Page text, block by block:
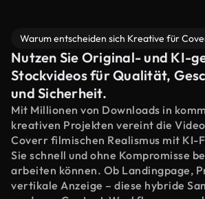
Warum entscheiden sich Kreative für
Nutzen Sie Original- und KI-
Stockvideos für Qualität,
und Sicherheit.
Mit Millionen von Downloads in
kreativen Projekten vereint die
Coverr filmischen Realismus mit
Sie schnell und ohne Kompromisse
arbeiten können. Ob Landingpage,
vertikale Anzeige – diese hybride